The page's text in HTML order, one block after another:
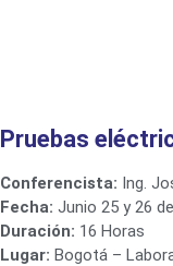
Pruebas
Conferencista: Ing.
Fecha: Junio 25 y 26
Duración: 16 Horas
Lugar: Bogotá –